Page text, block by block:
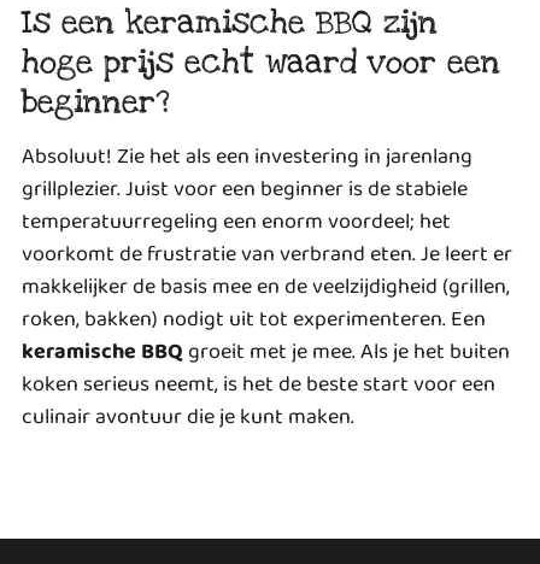
Is een keramische BBQ zijn
hoge prijs echt waard voor een
beginner?
Absoluut! Zie het als een investering in jarenlang
grillplezier. Juist voor een beginner is de stabiele
temperatuurregeling een enorm voordeel; het
voorkomt de frustratie van verbrand eten. Je leert er
makkelijker de basis mee en de veelzijdigheid (grillen,
roken, bakken) nodigt uit tot experimenteren. Een
keramische BBQgroeit met je mee. Als je het buiten
koken serieus neemt, is het de beste start voor een
culinair avontuur die je kunt maken.